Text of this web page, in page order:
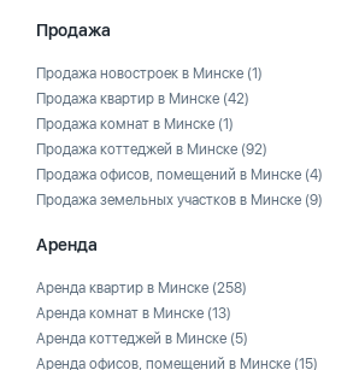
Продажа
Продажа новостроек в Минске (1)
Продажа квартир в Минске (42)
Продажа комнат в Минске (1)
Продажа коттеджей в Минске (92)
Продажа офисов, помещений в Минске (4)
Продажа земельных участков в Минске (9)
Аренда
Аренда квартир в Минске (258)
Аренда комнат в Минске (13)
Аренда коттеджей в Минске (5)
Аренда офисов, помещений в Минске (15)